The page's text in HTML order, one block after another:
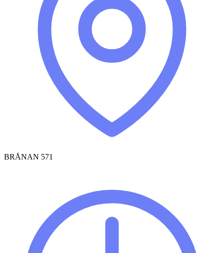
BRÅNAN 571